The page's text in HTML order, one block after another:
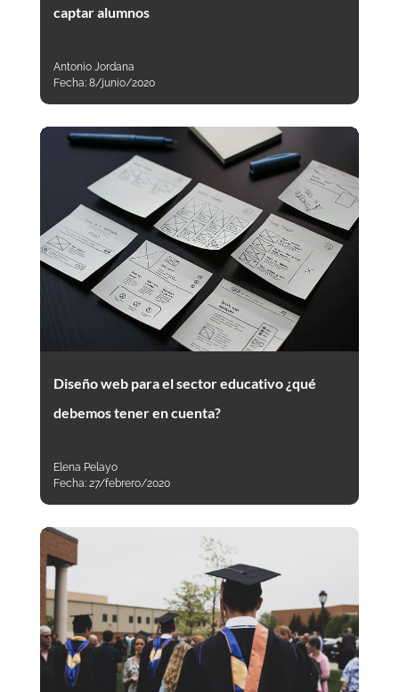
captar alumnos
Antonio Jordana
Fecha: 8/junio/2020
Diseño web para el sector educativo ¿qué
debemos tener en cuenta?
Elena Pelayo
Fecha: 27/febrero/2020